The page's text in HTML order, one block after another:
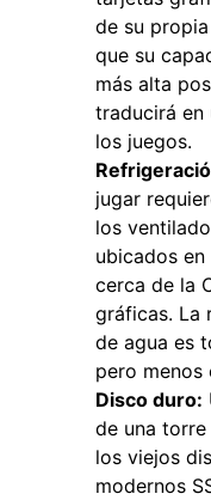
de su
que su
más alta
traducirá en
los juegos.
jugar
los
ubicados
cerca de la
gráficas. La
de agua es
pero menos
Disco duro:
de una
los viejos
modernos